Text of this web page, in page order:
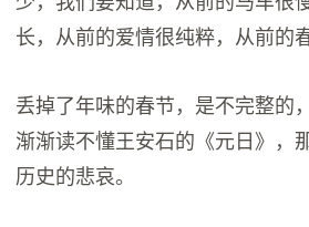
长，从前的爱情很纯粹，从前
丢掉了年味的春节，是不完整的
渐渐读不懂王安石的《元日》，
历史的悲哀。